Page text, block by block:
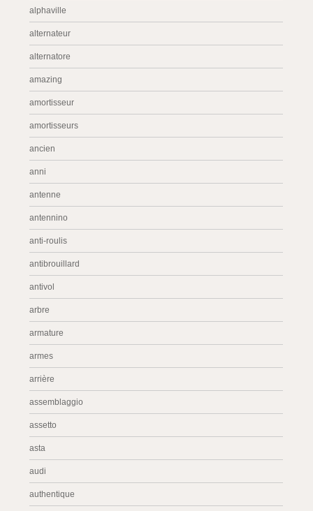
alphaville
alternateur
alternatore
amazing
amortisseur
amortisseurs
ancien
anni
antenne
antennino
anti-roulis
antibrouillard
antivol
arbre
armature
armes
arrière
assemblaggio
assetto
asta
audi
authentique